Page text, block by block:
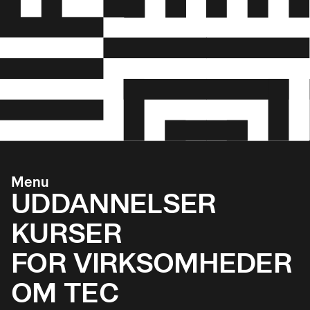
Menu
UDDANNELSER
KURSER
FOR VIRKSOMHEDER
OM TEC